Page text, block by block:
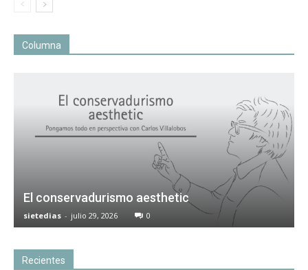
Columna
El conservadurismo aesthetic
sietedias - julio 29, 2026 0
Recientes